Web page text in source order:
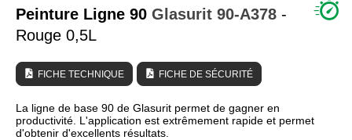
Peinture Ligne 90 Glasurit 90-A378 -
Rouge 0,5L
FICHE TECHNIQUE FICHE DE SÉCURITÉ
La ligne de base 90 de Glasurit permet de gagner en
productivité. L'application est extrêmement rapide et permet
d'obtenir d'excellents résultats.